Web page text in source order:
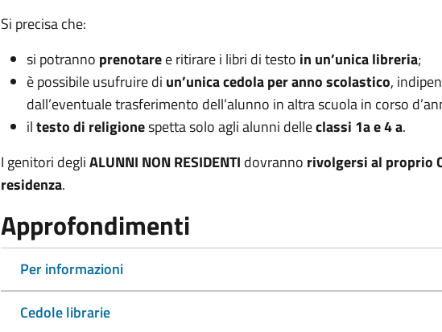
Si precisa che:
si potranno prenotaree ritirare i libri di testo in un’unica libreria;
è possibile usufruire di un’unica cedola per anno scolastico,
dall’eventuale trasferimento dell’alunno in altra scuola in corso
iltesto di religionespetta solo agli alunni delleclassi 1a e 4 a.
I genitori degliALUNNI NON RESIDENTI dovranno rivolgersi al proprio
residenza.
Approfondimenti
Per informazioni
Cedole librarie